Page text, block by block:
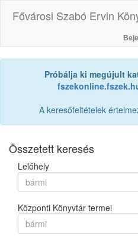
Fővárosi Szabó Ervin
Próbálja ki megújult
A keresőfeltételek
Összetett keresés
Lelőhely
bármi
Központi Könyvtár termei
bármi